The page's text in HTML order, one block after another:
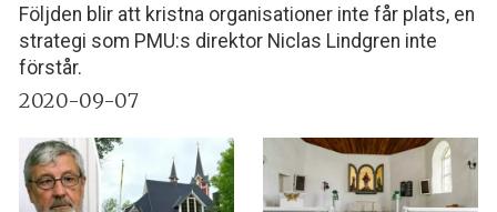
Följden blir att kristna organisationer inte får plats, en
strategi som PMU:s direktor Niclas Lindgren inte
förstår.
2020-09-07